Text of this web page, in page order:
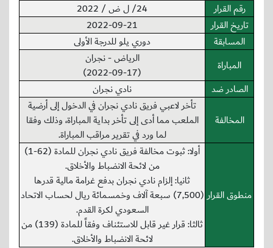
رقم القرار
24/ ل ض / 2022
تاريخ القرار
2022-09-21
المسابقة
دوري يلو للدرجة الأولى
المباراة
الرياض - نجران
(2022-09-17)
الصادر ضد
نادي نجران
المخالفة
تأخر لاعبي فريق نادي نجران في الدخول إلى أرضية
الملعب مما أدى إلى تأخر بداية المباراة، وذلك وفقا
لما ورد في تقرير مراقب المباراة.
منطوق القرار
أولا: ثبوت مخالفة فريق نادي نجران للمادة (62-1)
من لائحة الانضباط والأخلاق.
ثانيا: إلزام نادي نجران بدفع غرامة مالية قدرها
(7,500) سبعة آلاف وخمسمائة ريال لحساب الاتحاد
السعودي لكرة القدم.
ثالثا: قرار غير قابل للاستئناف وفقاً للمادة (139) من
لائحة الانضباط والأخلاق.